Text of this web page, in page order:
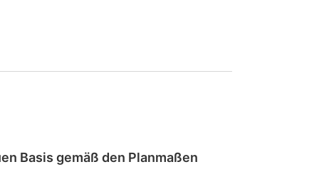
Basis gemäß den Planmaßen